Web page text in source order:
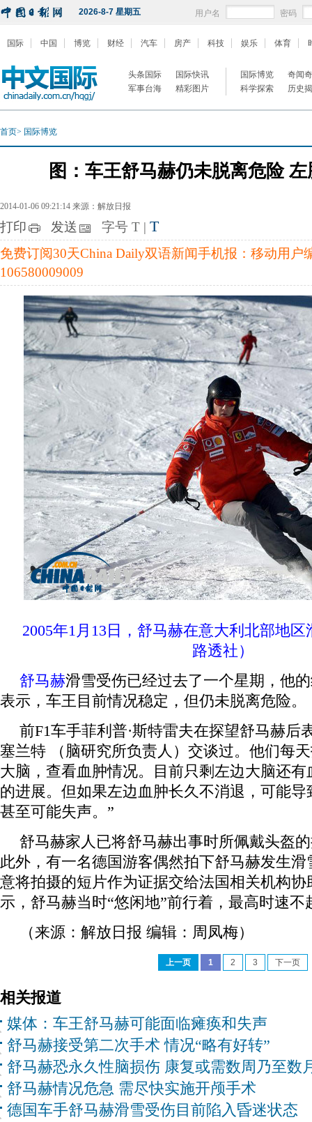
2026-8-7 星期五 用户名 密码
国际 中国 博览 财经 汽车 房产 科技 娱乐 体育
头条国际
国际快讯
军事台海
精彩图片
国际博览
奇闻
科学探索
历史
首页> 国际博览
图：车王舒马赫仍未脱离危险
2014-01-06 09:21:14 来源：解放日报
打印 发送 字号 T | T
免费订阅30天China Daily双语新闻手机报：移动用户
106580009009
2005年1月13日，舒马赫在意大利北部地
路透社）
舒马赫滑雪受伤已经过去了一个星期，他
表示，车王目前情况稳定，但仍未脱离危险。
前F1车手菲利普·斯特雷夫在探望舒马赫后
塞兰特 （脑研究所负责人）交谈过。他们每
大脑，查看血肿情况。目前只剩左边大脑还
的进展。但如果左边血肿长久不消退，可能
甚至可能失声。”
舒马赫家人已将舒马赫出事时所佩戴头盔
此外，有一名德国游客偶然拍下舒马赫发生
意将拍摄的短片作为证据交给法国相关机构
示，舒马赫当时“悠闲地”前行着，最高时速不
（来源：解放日报 编辑：周凤梅）
上一页 1 2 3 下一页
相关报道
媒体：车王舒马赫可能面临瘫痪和失声
舒马赫接受第二次手术 情况“略有好转”
舒马赫恐永久性脑损伤 康复或需数周乃至数
舒马赫情况危急 需尽快实施开颅手术
德国车手舒马赫滑雪受伤目前陷入昏迷状态